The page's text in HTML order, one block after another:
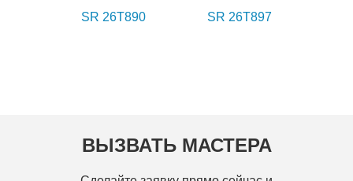
SR 26T890
SR 26T897
ВЫЗВАТЬ МАСТЕРА